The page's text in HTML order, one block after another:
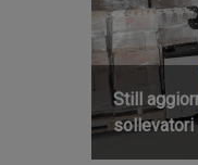
Still
sollevatori